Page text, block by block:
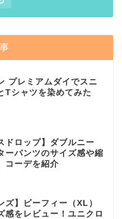
プレミアムダイでスニ
Tシャツを染めてみた
ドロップ】ダブルニー
ーパンツのサイズ感や縮
コーデを紹介
ズ】ビーフィー（XL）
感をレビュー！ユニクロ